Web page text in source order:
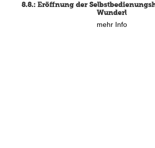
8.8.: Eröffnung der
Wunderl
mehr Info